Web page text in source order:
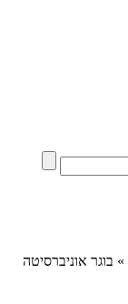
» בוגר אוניברסיטה